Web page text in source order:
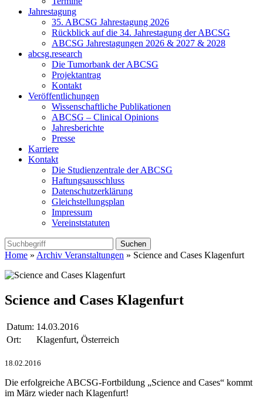
Jahrestagung
35. ABCSG Jahrestagung 2026
Rückblick auf die 34. Jahrestagung der ABCSG
ABCSG Jahrestagungen 2026 & 2027 & 2028
abcsg.research
Die Tumorbank der ABCSG
Projektantrag
Kontakt
Veröffentlichungen
Wissenschaftliche Publikationen
ABCSG – Clinical Opinions
Jahresberichte
Presse
Karriere
Kontakt
Die Studienzentrale der ABCSG
Haftungsausschluss
Datenschutzerklärung
Gleichstellungsplan
Impressum
Vereinststatuten
Home » Archiv Veranstaltungen » Science and Cases Klagenfurt
Science and Cases Klagenfurt
Datum: 14.03.2016
Ort:
Klagenfurt, Österreich
18.02.2016
Die erfolgreiche ABCSG-Fortbildung „Science and Cases“ kommt
im März wieder nach Klagenfurt!